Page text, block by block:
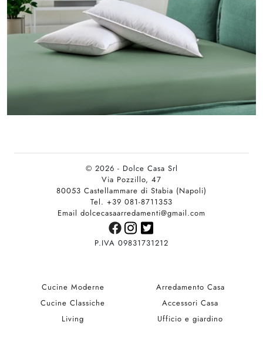
© 2026 - Dolce Casa Srl
Via Pozzillo, 47
80053 Castellammare di Stabia (Napoli)
Tel. +39 081-8711353
Email dolcecasaarredamenti@gmail.com
P.IVA 09831731212
Cucine Moderne
Cucine Classiche
Living
Arredamento Casa
Accessori Casa
Ufficio e giardino